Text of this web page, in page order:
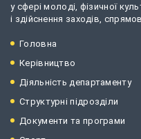
у сфері молоді, фізичної
і здійснення заходів,
Головна
Керівництво
Діяльність департаменту
Структурні підрозділи
Документи та програми